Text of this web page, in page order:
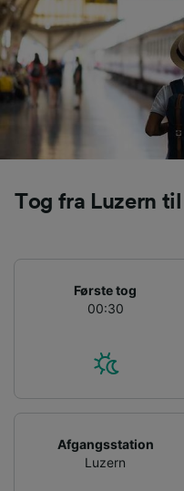
Tog fra Luzern til
Første tog
00:30
Afgangsstation
Luzern
sporingsformål,
spore dig.
Vi og vores
levere:
Bruge præcise
annoncerings- og